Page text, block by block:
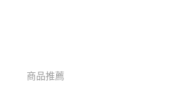
商品推薦